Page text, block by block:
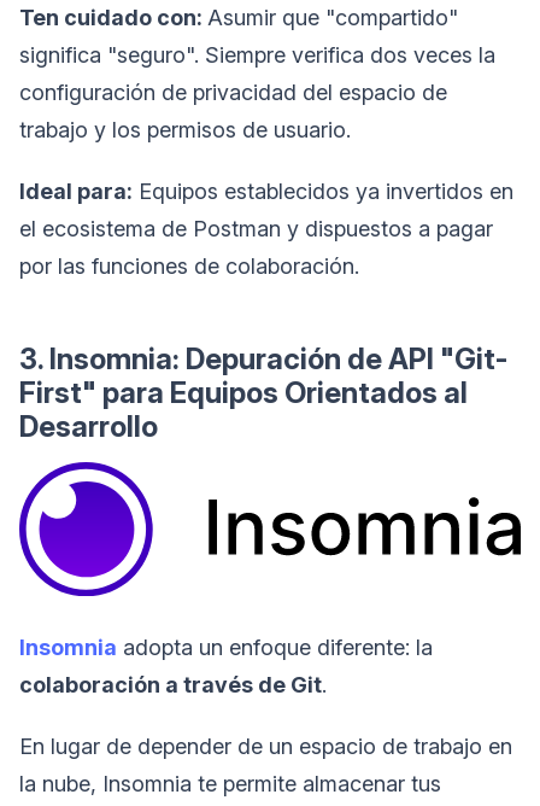
Ten cuidado con: Asumir que "compartido"
significa "seguro". Siempre verifica dos veces la
configuración de privacidad del espacio de
trabajo y los permisos de usuario.
Ideal para: Equipos establecidos ya invertidos en
el ecosistema de Postman y dispuestos a pagar
por las funciones de colaboración.
3. Insomnia: Depuración de API "Git-
First" para Equipos Orientados al
Desarrollo
Insomnia adopta un enfoque diferente: la
colaboración a través de Git.
En lugar de depender de un espacio de trabajo en
la nube, Insomnia te permite almacenar tus